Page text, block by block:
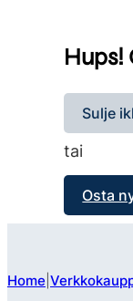
Hups!
Sulje
tai
Osta
Home